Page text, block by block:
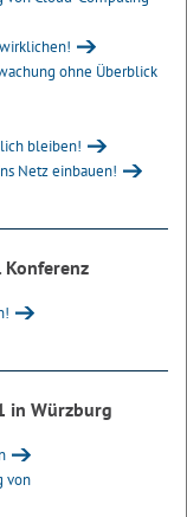
ohne Überblick
bleiben!
Netz einbauen!
in Würzburg
von